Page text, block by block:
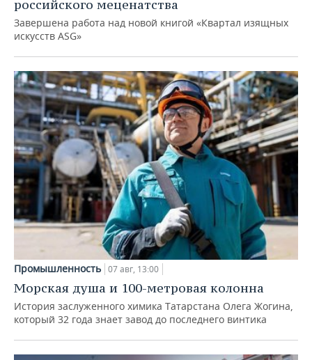
российского меценатства
Завершена работа над новой книгой «Квартал изящных
искусств ASG»
Промышленность 07 авг, 13:00
Морская душа и 100-метровая колонна
История заслуженного химика Татарстана Олега Жогина,
который 32 года знает завод до последнего винтика